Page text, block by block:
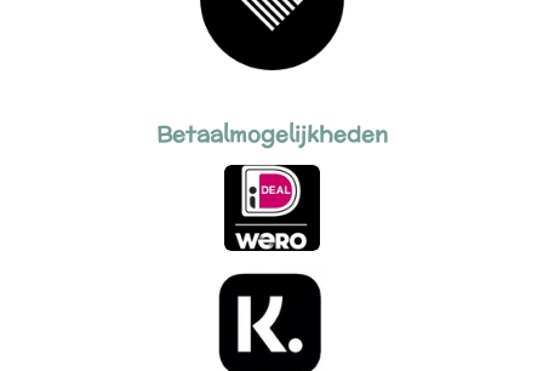
Betaalmogelijkheden